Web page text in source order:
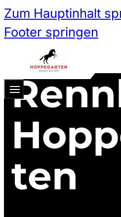
Zum Hauptinhalt
Footer springen
Zum
ten